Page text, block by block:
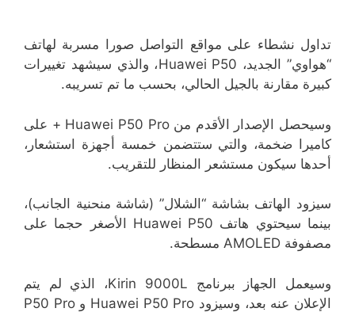
تداول نشطاء على مواقع التواصل صورا مسربة لهاتف
“هواوي” الجديد، Huawei P50، والذي سيشهد تغييرات
كبيرة مقارنة بالجيل الحالي، بحسب ما تم تسريبه.
وسيحصل الإصدار الأقدم من Huawei P50 Pro + على
كاميرا ضخمة، والتي ستتضمن خمسة أجهزة استشعار،
أحدها سيكون مستشعر المنظار للتقريب.
سيزود الهاتف بشاشة “الشلال” (شاشة منحنية الجانب)،
بينما سيحتوي هاتف Huawei P50 الأصغر حجما على
مصفوفة AMOLED مسطحة.
وسيعمل الجهاز ببرنامج Kirin 9000L، الذي لم يتم
الإعلان عنه بعد، وسيزود Huawei P50 Pro و P50 Pro